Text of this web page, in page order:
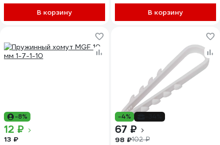
В корзину В корзину
-8%
12 ₽
13 ₽
-4%
67 ₽
98 ₽102 ₽